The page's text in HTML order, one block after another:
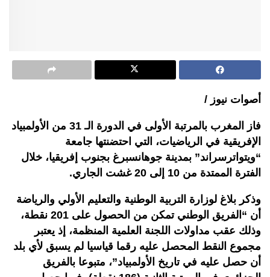
أصوات نيوز /
فاز المغرب بالمرتبة الأولى في الدورة الـ 31 من الأولمبياد
الإفريقية في الرياضيات، التي احتضنتها جامعة
“ويتواترسراند” بمدينة جوهانسبرغ بجنوب إفريقيا، خلال
الفترة الممتدة من 10 إلى 20 غشت الجاري.
وذكر بلاغ لوزارة التربية الوطنية والتعليم الأولي والرياضة
أن “الفريق الوطني تمكن من الحصول على 201 نقطة،
وذلك عقب مداولات اللجنة العلمية المنظمة، إذ يعتبر
مجموع النقط المحصل عليه رقما قياسيا لم يسبق لأي بلد
أن حصل عليه في تاريخ الأولمبياد”، متبوعا بالفريق